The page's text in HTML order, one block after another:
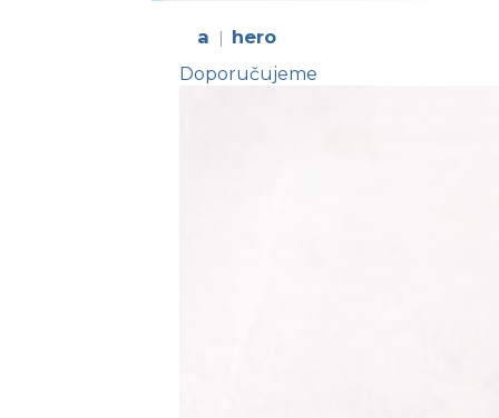
a | hero
Doporučujeme